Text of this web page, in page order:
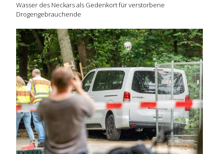
Wasser des Neckars als Gedenkort für verstorbene
Drogengebrauchende